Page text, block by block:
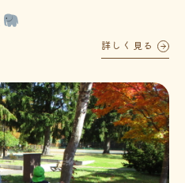
詳しく見る